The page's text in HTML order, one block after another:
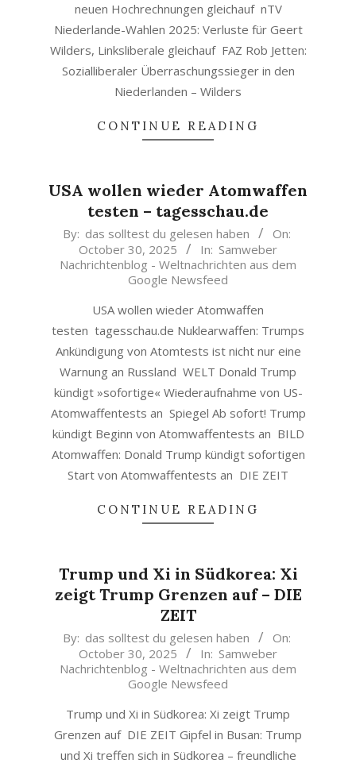
neuen Hochrechnungen gleichauf nTV
Niederlande-Wahlen 2025: Verluste für Geert
Wilders, Linksliberale gleichauf FAZ Rob Jetten:
Sozialliberaler Überraschungssieger in den
Niederlanden – Wilders
CONTINUE READING
USA wollen wieder Atomwaffen
testen – tagesschau.de
2025-
30
By: das solltest du gelesen haben
On:
October 30, 2025
In: Samweber
Nachrichtenblog - Weltnachrichten aus dem
Google Newsfeed
USA wollen wieder Atomwaffen
testen tagesschau.de Nuklearwaffen: Trumps
Ankündigung von Atomtests ist nicht nur eine
Warnung an Russland WELT Donald Trump
kündigt »sofortige« Wiederaufnahme von US-
Atomwaffentests an Spiegel Ab sofort! Trump
kündigt Beginn von Atomwaffentests an BILD
Atomwaffen: Donald Trump kündigt sofortigen
Start von Atomwaffentests an DIE ZEIT
CONTINUE READING
Trump und Xi in Südkorea: Xi
zeigt Trump Grenzen auf – DIE
ZEIT
2025-
30
By: das solltest du gelesen haben
On:
October 30, 2025
In: Samweber
Nachrichtenblog - Weltnachrichten aus dem
Google Newsfeed
Trump und Xi in Südkorea: Xi zeigt Trump
Grenzen auf DIE ZEIT Gipfel in Busan: Trump
und Xi treffen sich in Südkorea – freundliche